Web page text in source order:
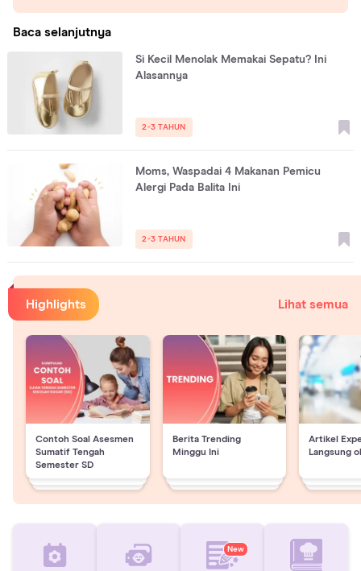
Baca selanjutnya
Si Kecil Menolak Memakai Sepatu? Ini
Alasannya
2-3 TAHUN
Moms, Waspadai 4 Makanan Pemicu
Alergi Pada Balita Ini
2-3 TAHUN
Highlights Lihat semua
Contoh Soal Asesmen
Sumatif Tengah
Semester SD
Berita Trending
Minggu Ini
Artikel
Langsung
New